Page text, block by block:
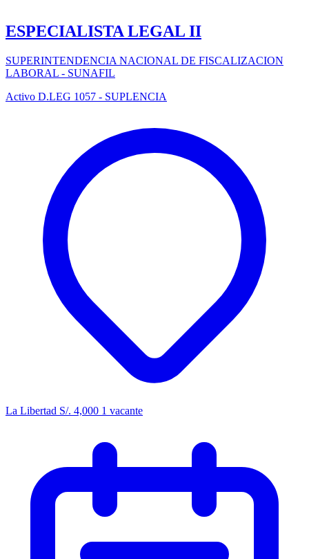
ESPECIALISTA LEGAL II
SUPERINTENDENCIA NACIONAL DE FISCALIZACION
LABORAL - SUNAFIL
Activo D.LEG 1057 - SUPLENCIA
La Libertad S/. 4,000 1 vacante